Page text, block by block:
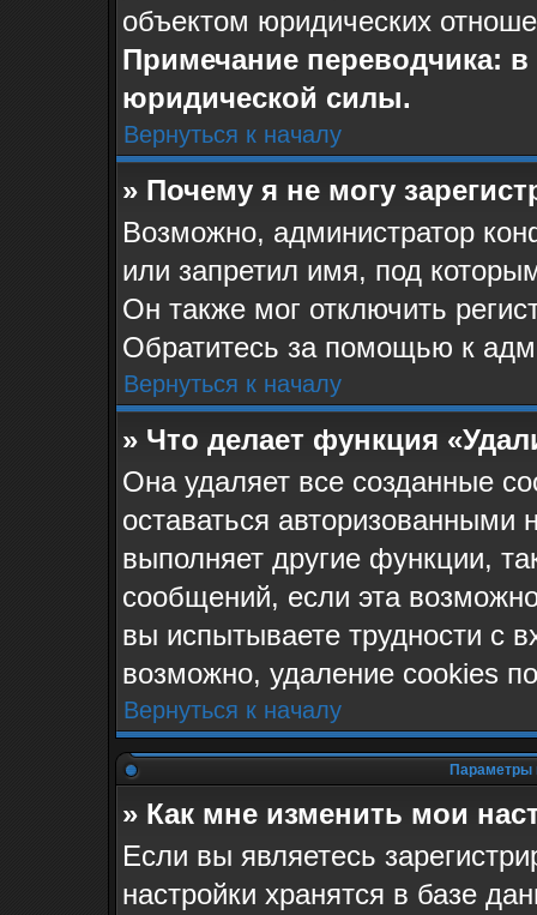
объектом юридических
Примечание переводчика:
юридической силы.
Вернуться к началу
» Почему я не могу
Возможно, администратор
или запретил имя, под
Он также мог отключить
Обратитесь за помощью к
Вернуться к началу
» Что делает функция
Она удаляет все созданные
оставаться авторизованными
выполняет другие функции,
сообщений, если эта
вы испытываете трудности с
возможно, удаление cookies
Вернуться к началу
Параметры
» Как мне изменить мои
Если вы являетесь
настройки хранятся в базе